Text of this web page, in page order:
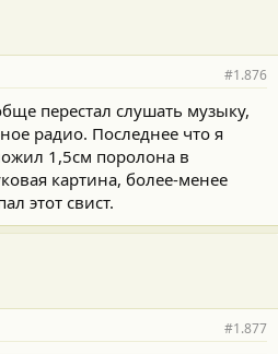
#1.876
перестал слушать музыку,
радио. Последнее что я
1,5см поролона в
картина, более-менее
этот свист.
#1.877